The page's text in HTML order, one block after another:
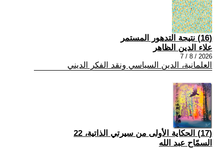
(16) نتيجة التدهور المستمر
علاء الدين الظاهر
2026 / 8 / 7
العلمانية، الدين السياسي ونقد الفكر الديني
(17) الحكاية الأولى من سيرتي الذاتية، 22
السمّاح عبد الله